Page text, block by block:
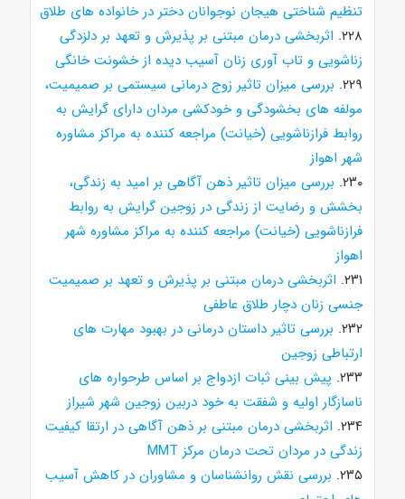
تنظیم شناختی هیجان نوجوانان دختر در خانواده های طلاق
۲۲۸. اثربخشی درمان مبتنی بر پذیرش و تعهد بر دلزدگی
زناشویی و تاب آوری زنان آسیب دیده از خشونت خانگی
۲۲۹. بررسی میزان تاثیر زوج درمانی سیستمی بر صمیمیت،
مولفه های بخشودگی و خودکشی مردان دارای گرایش به
روابط فرازناشویی (خیانت) مراجعه کننده به مراکز مشاوره
شهر اهواز
۲۳۰. بررسی میزان تاثیر ذهن آگاهی بر امید به زندگی،
بخشش و رضایت از زندگی در زوجین گرایش به روابط
فرازناشویی (خیانت) مراجعه کننده به مراکز مشاوره شهر
اهواز
۲۳۱. اثربخشی درمان مبتنی بر پذیرش و تعهد بر صمیمیت
جنسی زنان دچار طلاق عاطفی
۲۳۲. بررسی تاثیر داستان درمانی در بهبود مهارت های
ارتباطی زوجین
۲۳۳. پیش بینی ثبات ازدواج بر اساس طرحواره های
ناسازگار اولیه و شفقت به خود دربین زوجین شهر شیراز
۲۳۴. اثربخشی درمان مبتنی بر ذهن آگاهی در ارتقا کیفیت
زندگی در مردان تحت درمان مرکز MMT
۲۳۵. بررسی نقش روانشناسان و مشاوران در کاهش آسیب